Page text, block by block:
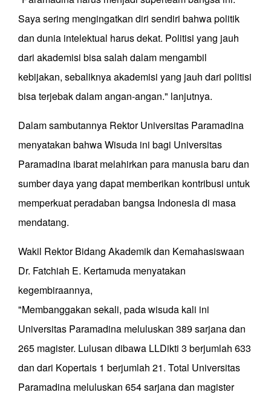
Saya sering mengingatkan diri sendiri bahwa politik
dan dunia intelektual harus dekat. Politisi yang jauh
dari akademisi bisa salah dalam mengambil
kebijakan, sebaliknya akademisi yang jauh dari politisi
bisa terjebak dalam angan-angan." lanjutnya.
Dalam sambutannya Rektor Universitas Paramadina
menyatakan bahwa Wisuda ini bagi Universitas
Paramadina ibarat melahirkan para manusia baru dan
sumber daya yang dapat memberikan kontribusi untuk
memperkuat peradaban bangsa Indonesia di masa
mendatang.
Wakil Rektor Bidang Akademik dan Kemahasiswaan
Dr. Fatchiah E. Kertamuda menyatakan
kegembiraannya,
"Membanggakan sekali, pada wisuda kali ini
Universitas Paramadina meluluskan 389 sarjana dan
265 magister. Lulusan dibawa LLDikti 3 berjumlah 633
dan dari Kopertais 1 berjumlah 21. Total Universitas
Paramadina meluluskan 654 sarjana dan magister